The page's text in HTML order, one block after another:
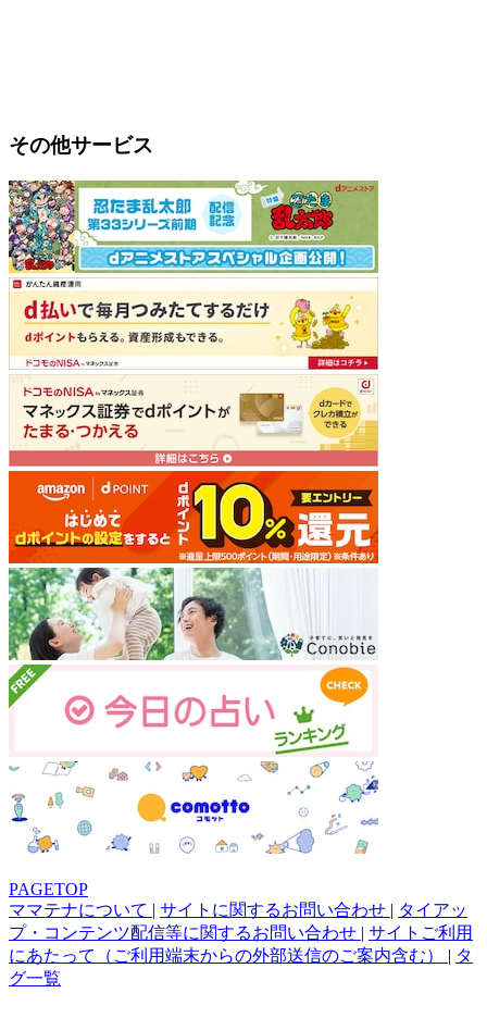
その他サービス
PAGETOP
ママテナについて | サイトに関するお問い合わせ | タイアッ
プ・コンテンツ配信等に関するお問い合わせ | サイトご利用
にあたって（ご利用端末からの外部送信のご案内含む） | タ
グ一覧